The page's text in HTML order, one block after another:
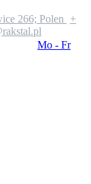
266; Polen
+
Mo - Fr